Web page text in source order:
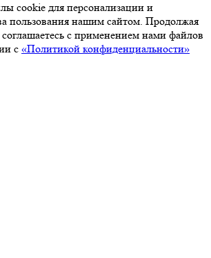
cookie для персонализации и
пользования нашим сайтом. Продолжая
с применением нами файлов
с «Политикой конфиденциальности»